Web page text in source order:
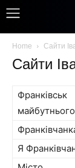
Home Сайти
Сайти
Франківськ
майбутнього
Я